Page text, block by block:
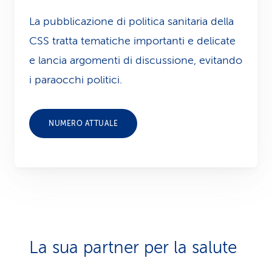
La pubblicazione di politica sanitaria della
CSS tratta tematiche importanti e delicate
e lancia argomenti di discussione, evitando
i paraocchi politici.
NUMERO ATTUALE
La sua partner per la salute